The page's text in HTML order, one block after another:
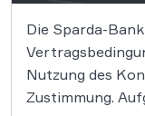
Die Sparda-
Nutzung des
Zustimmung.